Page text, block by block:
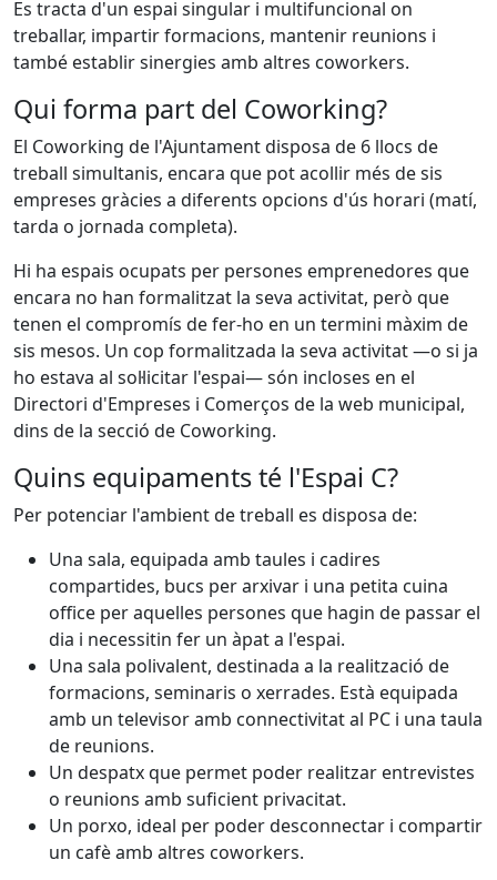
Es tracta d'un espai singular i multifuncional on
treballar, impartir formacions, mantenir reunions i
també establir sinergies amb altres coworkers.
Qui forma part del Coworking?
El Coworking de l'Ajuntament disposa de 6 llocs de
treball simultanis, encara que pot acollir més de sis
empreses gràcies a diferents opcions d'ús horari (matí,
tarda o jornada completa).
Hi ha espais ocupats per persones emprenedores que
encara no han formalitzat la seva activitat, però que
tenen el compromís de fer-ho en un termini màxim de
sis mesos. Un cop formalitzada la seva activitat —o si ja
ho estava al sol·licitar l'espai— són incloses en el
Directori d'Empreses i Comerços de la web municipal,
dins de la secció de Coworking.
Quins equipaments té l'Espai C?
Per potenciar l'ambient de treball es disposa de:
Una sala, equipada amb taules i cadires
compartides, bucs per arxivar i una petita cuina
office per aquelles persones que hagin de passar el
dia i necessitin fer un àpat a l'espai.
Una sala polivalent, destinada a la realització de
formacions, seminaris o xerrades. Està equipada
amb un televisor amb connectivitat al PC i una taula
de reunions.
Un despatx que permet poder realitzar entrevistes
o reunions amb suficient privacitat.
Un porxo, ideal per poder desconnectar i compartir
un cafè amb altres coworkers.